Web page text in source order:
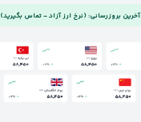
آخرین بروزرسانی: (نرخ ارز آزاد - تماس بگیرید)